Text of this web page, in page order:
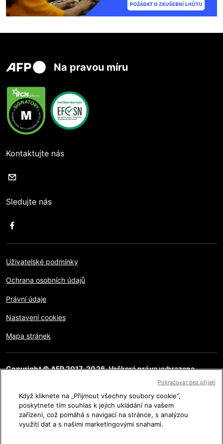
Na pravou míru
Kontaktujte nás
Sledujte nás
Uživatelské podmínky
Ochrana osobních údajů
Právní údaje
Nastavení cookies
Mapa stránek
Copyright © AFP 2017-2026. Veškerá práva vyhrazena.
využívat funkce sdílení pro osobní, soukromé a nekomerční
účely. Jakékoliv jiné použití, zvláště pro reprodukci, komunikaci
s veřejností či distribuci obsahu této stránky, ať již celé či jejích
částí, pro jakýkoliv jiný účel a/nebo jakýmkoliv jiným způsobem
bez specifické licence podepsané AFP je přísně zakázáno.
Obsah zobrazený nebo zahrnutý prostřednictvím
Když kliknete na „Přijmout všechny soubory cookie“,
poskytnete tím souhlas k jejich ukládání na vašem
zařízení, což pomáhá s navigací na stránce, s analýzou
využití dat a s našimi marketingovými snahami.
Pokračovat bez přijetí